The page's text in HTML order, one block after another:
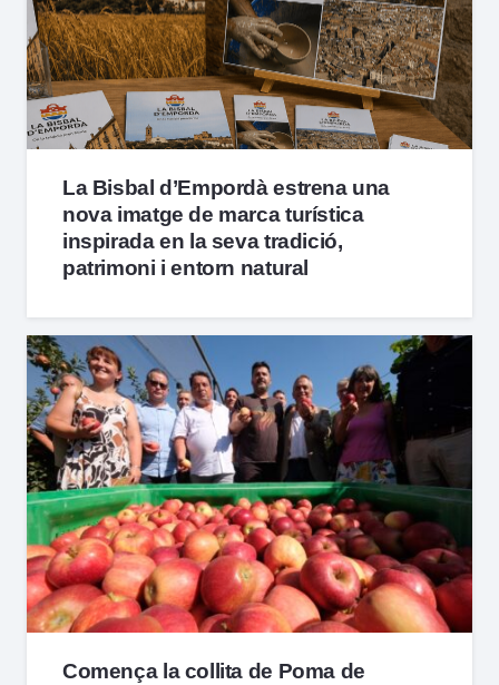
La Bisbal d’Empordà estrena una
nova imatge de marca turística
inspirada en la seva tradició,
patrimoni i entorn natural
Comença la collita de Poma de